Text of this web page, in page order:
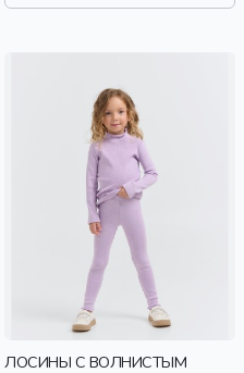
ЛОСИНЫ С ВОЛНИСТЫМ